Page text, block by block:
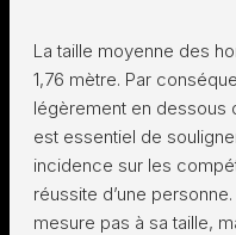
La taille moyenne des
1,76 mètre. Par
légèrement en dessous
est essentiel de
incidence sur les
réussite d’une
mesure pas à sa taille,